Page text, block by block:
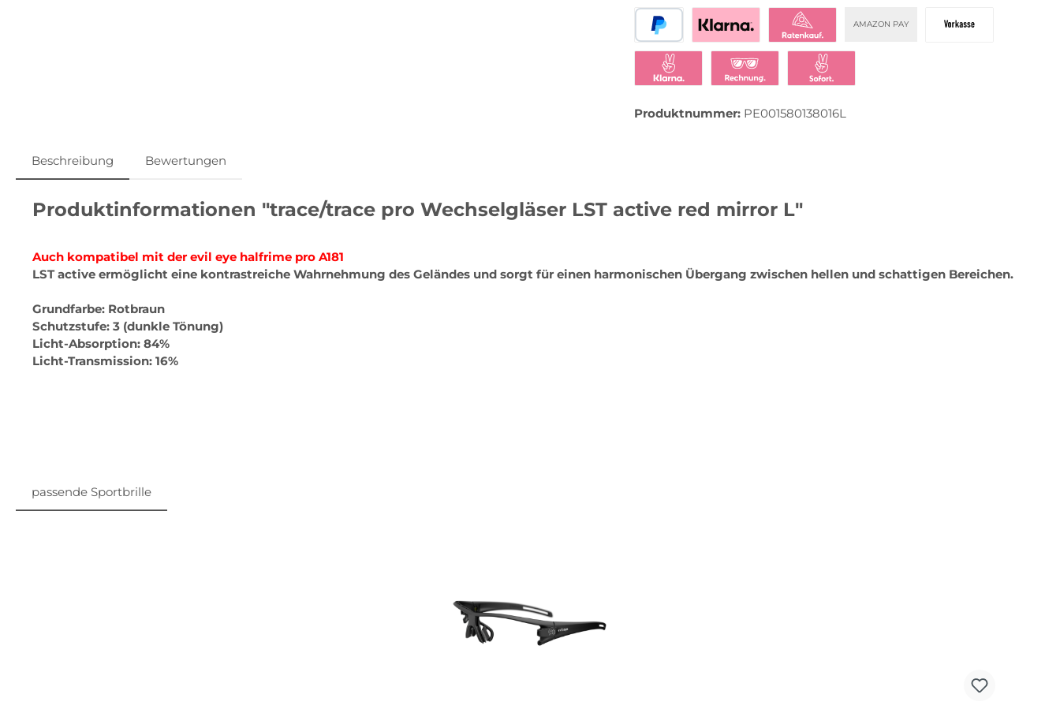
AMAZON PAY
PayPal Bezahlen mit KlarnaKlarna Ratenkauf
Produktnummer: PE001580138016L
Beschreibung Bewertungen
Produktinformationen "trace/trace pro Wechselgläser LST active red mirror L"
Auch kompatibel mit der evil eye halfrime pro A181
LST active ermöglicht eine kontrastreiche Wahrnehmung des Geländes und sorgt für einen harmonischen Übergang zwischen hellen und schattigen Bereichen.
Grundfarbe: Rotbraun
Schutzstufe: 3 (dunkle Tönung)
Licht-Absorption: 84%
Licht-Transmission: 16%
passende Sportbrille